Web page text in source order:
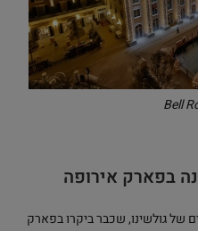
בפארק אירופה
של גולשינו, שכבר ביקרו בפארק